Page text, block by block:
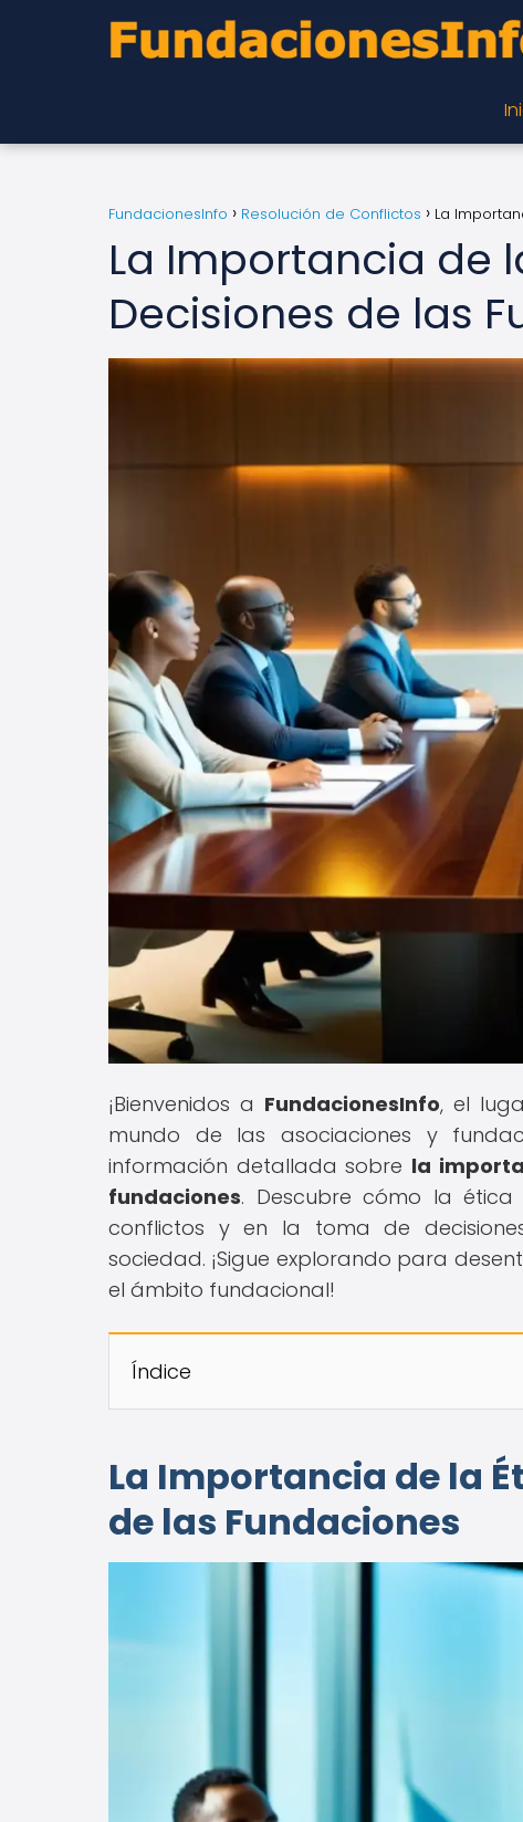
FundacionesInfo Resolución de Conflictos La
La Importancia de
Decisiones de las
¡Bienvenidos a FundacionesInfo, el
mundo de las asociaciones y
información detallada sobre la
fundaciones. Descubre cómo la
conflictos y en la toma de
sociedad. ¡Sigue explorando para
el ámbito fundacional!
Índice
La Importancia de la
de las Fundaciones